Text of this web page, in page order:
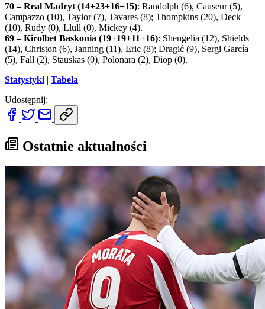
70 – Real Madryt (14+23+16+15): Randolph (6), Causeur (5),
Campazzo (10), Taylor (7), Tavares (8); Thompkins (20), Deck
(10), Rudy (0), Llull (0), Mickey (4).
69 – Kirolbet Baskonia (19+19+11+16): Shengelia (12), Shields
(14), Christon (6), Janning (11), Eric (8); Dragić (9), Sergi García
(5), Fall (2), Stauskas (0), Polonara (2), Diop (0).
Statystyki | Tabela
Udostępnij:
Ostatnie aktualności